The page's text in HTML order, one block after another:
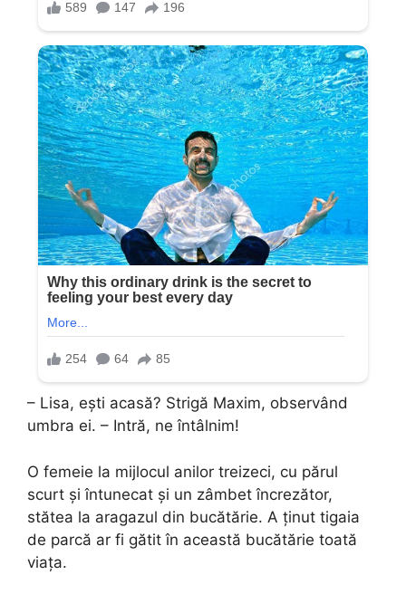
– Lisa, ești acasă? Strigă Maxim, observând
umbra ei. – Intră, ne întâlnim!
O femeie la mijlocul anilor treizeci, cu părul
scurt și întunecat și un zâmbet încrezător,
stătea la aragazul din bucătărie. A ținut tigaia
de parcă ar fi gătit în această bucătărie toată
viața.